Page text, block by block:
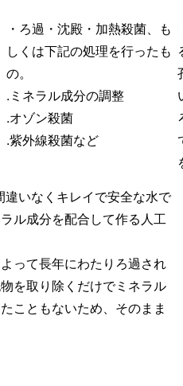
・ろ過・沈殿・加熱殺菌、も
しくは下記の処理を行ったも
の。
.ミネラル成分の調整
.オゾン殺菌
.紫外線殺菌など
違いなくキレイで安全な水で
ル成分を配合して作る人工
って長年にわたりろ過され
を取り除くだけでミネラル
こともないため、そのまま